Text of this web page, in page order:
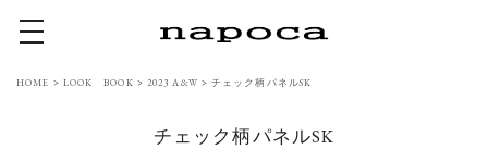
toggle navigation
HOME > LOOK BOOK > 2023 A&W >チェック柄パネルSK
チェック柄パネルSK